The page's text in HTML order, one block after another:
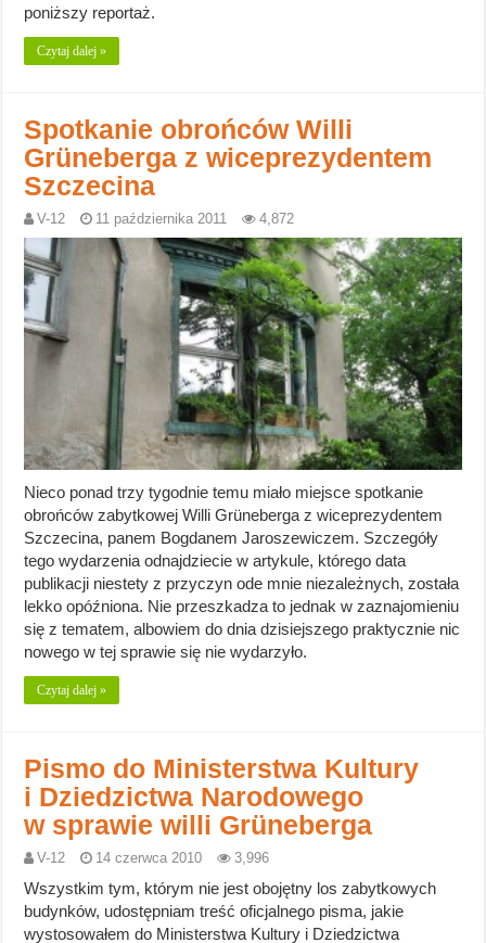
poniższy reportaż.
Czytaj dalej »
Spotkanie obrońców Willi
Grüneberga z wiceprezydentem
Szczecina
V-12 11 października 2011 4,872
Nieco ponad trzy tygodnie temu miało miejsce spotkanie
obrońców zabytkowej Willi Grüneberga z wiceprezydentem
Szczecina, panem Bogdanem Jaroszewiczem. Szczegóły
tego wydarzenia odnajdziecie w artykule, którego data
publikacji niestety z przyczyn ode mnie niezależnych, została
lekko opóźniona. Nie przeszkadza to jednak w zaznajomieniu
się z tematem, albowiem do dnia dzisiejszego praktycznie nic
nowego w tej sprawie się nie wydarzyło.
Czytaj dalej »
Pismo do Ministerstwa Kultury
i Dziedzictwa Narodowego
w sprawie willi Grüneberga
V-12 14 czerwca 2010 3,996
Wszystkim tym, którym nie jest obojętny los zabytkowych
budynków, udostępniam treść oficjalnego pisma, jakie
wystosowałem do Ministerstwa Kultury i Dziedzictwa